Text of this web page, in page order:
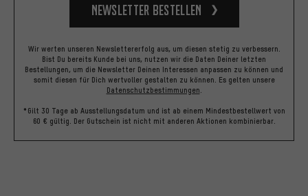
Newsletter bestellen
Wir werten unseren Newslettererfolg aus, um diesen stetig zu verbessern.
Bist Du bereits Kunde bei uns, nutzen wir die Daten Deiner letzten
Bestellungen, um die Newsletter Deinen Interessen anpassen zu können und
somit diesen für Dich wertvoller gestalten zu können. Es gelten unsere
Datenschutzbestimmungen.
*Gilt 30 Tage ab Ausstellungsdatum und ist ab einem Mindestbestellwert von
60 € gültig. Der Gutschein ist nicht mit anderen Aktionen kombinierbar.